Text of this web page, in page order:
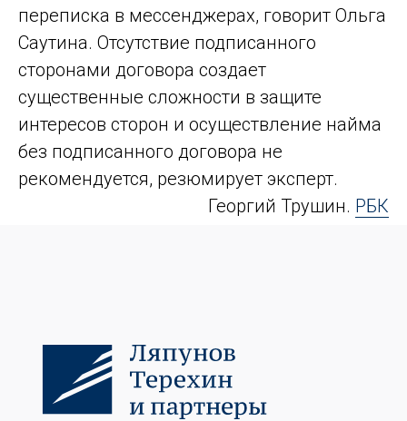
переписка в мессенджерах, говорит Ольга
Саутина. Отсутствие подписанного
сторонами договора создает
существенные сложности в защите
интересов сторон и осуществление найма
без подписанного договора не
рекомендуется, резюмирует эксперт.
Георгий Трушин. РБК